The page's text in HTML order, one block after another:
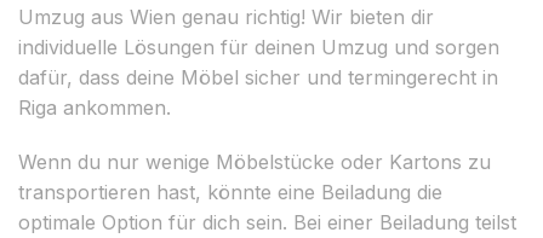
Umzug aus Wien genau richtig! Wir bieten dir
individuelle Lösungen für deinen Umzug und sorgen
dafür, dass deine Möbel sicher und termingerecht in
Riga ankommen.
Wenn du nur wenige Möbelstücke oder Kartons zu
transportieren hast, könnte eine Beiladung die
optimale Option für dich sein. Bei einer Beiladung teilst